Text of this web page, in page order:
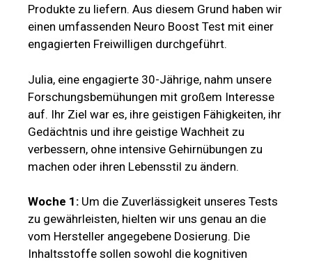
Produkte zu liefern. Aus diesem Grund haben wir
einen umfassenden Neuro Boost Test mit einer
engagierten Freiwilligen durchgeführt.
Julia, eine engagierte 30-Jährige, nahm unsere
Forschungsbemühungen mit großem Interesse
auf. Ihr Ziel war es, ihre geistigen Fähigkeiten, ihr
Gedächtnis und ihre geistige Wachheit zu
verbessern, ohne intensive Gehirnübungen zu
machen oder ihren Lebensstil zu ändern.
Woche 1: Um die Zuverlässigkeit unseres Tests
zu gewährleisten, hielten wir uns genau an die
vom Hersteller angegebene Dosierung. Die
Inhaltsstoffe sollen sowohl die kognitiven